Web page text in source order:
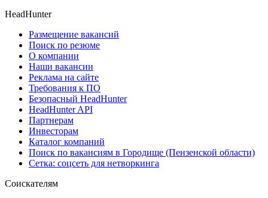
HeadHunter
Размещение вакансий
Поиск по резюме
О компании
Наши вакансии
Реклама на сайте
Требования к ПО
Безопасный HeadHunter
HeadHunter API
Партнерам
Инвесторам
Каталог компаний
Поиск по вакансиям в Городище (Пензенской области)
Сетка: соцсеть для нетворкинга
Соискателям